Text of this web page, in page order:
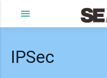
menu
IPSec